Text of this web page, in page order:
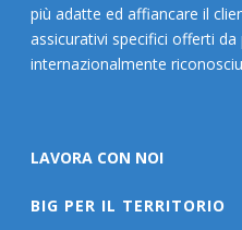
più adatte ed affiancare il
assicurativi specifici offerti
internazionalmente
LAVORA CON NOI
BIG PER IL TERRITORIO